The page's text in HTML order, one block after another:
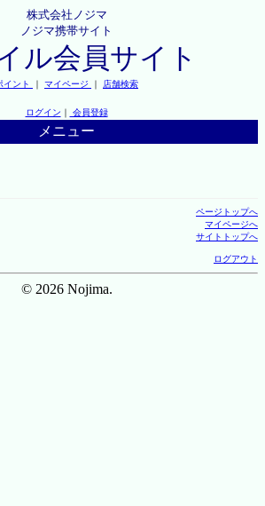
株式会社ノジマ
ノジマ携帯サイト
ル会員サイト
イント ｜ マイページ ｜ 店舗検索
ログイン ｜ 会員登録
メニュー
ページトップへ
マイページへ
サイトトップへ
ログアウト
© 2026 Nojima.